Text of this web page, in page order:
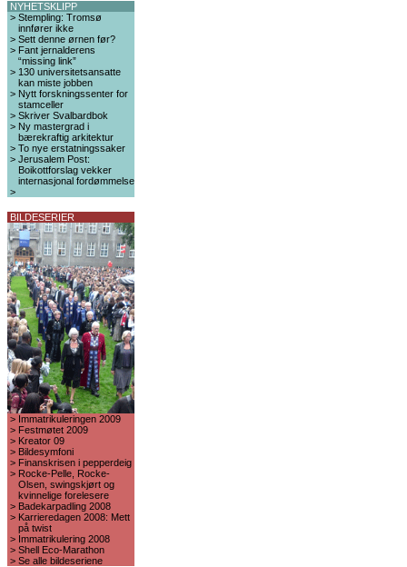
NYHETSKLIPP
> Stempling: Tromsø
innfører ikke
> Sett denne ørnen før?
> Fant jernalderens
“missing link”
> 130 universitetsansatte
kan miste jobben
> Nytt forskningssenter for
stamceller
> Skriver Svalbardbok
> Ny mastergrad i
bærekraftig arkitektur
> To nye erstatningssaker
> Jerusalem Post:
Boikottforslag vekker
internasjonal fordømmelse
>
BILDESERIER
> Immatrikuleringen 2009
> Festmøtet 2009
> Kreator 09
> Bildesymfoni
> Finanskrisen i pepperdeig
> Rocke-Pelle, Rocke-
Olsen, swingskjørt og
kvinnelige forelesere
> Badekarpadling 2008
> Karrieredagen 2008: Mett
på twist
> Immatrikulering 2008
> Shell Eco-Marathon
> Se alle bildeseriene